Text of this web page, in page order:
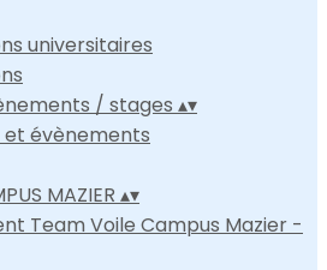
universitaires
/ stages ▴▾
et évènements
MAZIER ▴▾
Team Voile Campus Mazier -